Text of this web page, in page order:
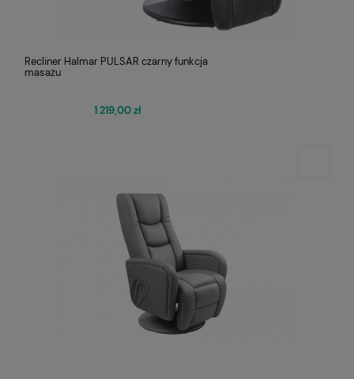
Recliner Halmar PULSAR czarny funkcja
masażu
1 219,00 zł